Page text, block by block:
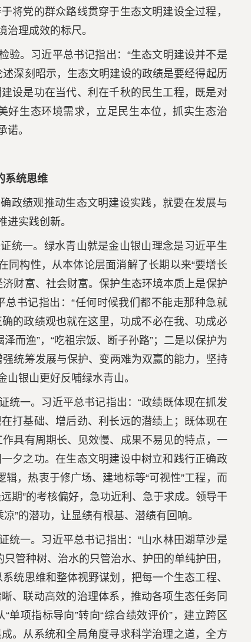
将党的群众路线贯穿于生态文明建设全过程，
理成效的标尺。
验。习近平总书记指出：“生态文明建设并不是
深刻昭示，生态文明建设的政绩是要经得起历
设是功在当代、利在千秋的民生工程，既是对
好生态环境需求，立足民生本位，抓实生态治
诺。
系统思维
政绩观推动生态文明建设实践，就要在发展与
实践创新。
统一。绿水青山就是金山银山理念是习近平生
同构性，从本体论层面消解了长期以来“要增长
财富、社会财富。保护生态环境本质上是保护
书记指出：“任何时候我们都不能走那种急就
的政绩观也就在这里，功成不必在我、功成必
而渔”，“吃祖宗饭、断子孙路”；二是以保护为
统筹发展与保护、变两难为双赢的能力，坚持
银山更好反哺绿水青山。
统一。习近平总书记指出：“政绩既体现在抓发
打基础、增后劲、利长远的潜绩上；既体现在
具有周期长、见效慢、成果不易见的特点，一
夕之功。在生态文明建设中树立和践行正确政
，热衷于修广场、建地标等“可视性”工程，而
期”的考核偏好，急功近利、急于求成。领导干
”的潜功，让显绩有根基、潜绩有回响。
统一。习近平总书记指出：“山水林田湖草沙是
管种树、治水的只管治水、护田的单纯护田，
统思维和整体视野谋划，把每一个生态工程、
、联动高效的治理体系，推动各项生态任务同
项指标导向”转向“综合绩效评价”，建立跨区
。从系统和全局角度寻求科学治理之道，全方